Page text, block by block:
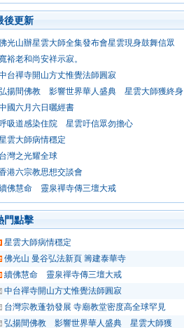
後更新
光山辦星雲大師全集發布會星雲現身鼓舞信眾
裕老和尚安祥示寂。
台禪寺開山方丈惟覺法師圓寂
揚間佛教 影響世界華人盛典 星雲大師獲終身
國六月六日曬經書
吸道感染住院 星雲吁信眾勿擔心
雲大師病情穩定
台灣之光耀全球
港六宗教思想交談會
佛慧命 靈泉禪寺傳三壇大戒
門點擊
星雲大師病情穩定
佛光山 曼谷弘法新頁 籌建泰華寺
續佛慧命 靈泉禪寺傳三壇大戒
中台禪寺開山方丈惟覺法師圓寂
台灣宗教蓬勃發展 寺廟教堂密度高全球罕見
弘揚間佛教 影響世界華人盛典 星雲大師獲